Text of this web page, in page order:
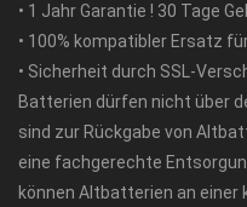
• 1 Jahr Garantie ! 30 Tage
• 100% kompatibler Ersatz
• Sicherheit durch SSL-
Batterien dürfen nicht über
sind zur Rückgabe von
eine fachgerechte
können Altbatterien an